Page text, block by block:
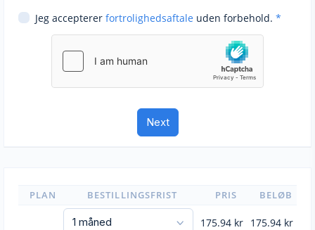
Jeg accepterer fortrolighedsaftale uden forbehold. *
PLAN BESTILLINGSFRIST PRIS BELØB
175.94 kr 175.94 kr